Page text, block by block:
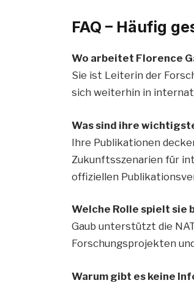
FAQ – Häufig
Wo arbeitet Florence
Sie ist Leiterin der
sich weiterhin in
Was sind ihre
Ihre Publikationen
Zukunftsszenarien für
offiziellen
Welche Rolle spielt sie
Gaub unterstützt die
Forschungsprojekten
Warum gibt es keine